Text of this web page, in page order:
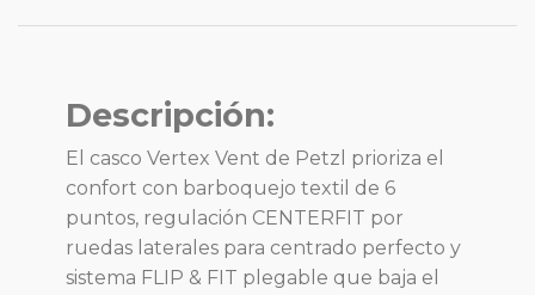
Descripción:
El casco Vertex Vent de Petzl prioriza el
confort con barboquejo textil de 6
puntos, regulación CENTERFIT por
ruedas laterales para centrado perfecto y
sistema FLIP & FIT plegable que baja el